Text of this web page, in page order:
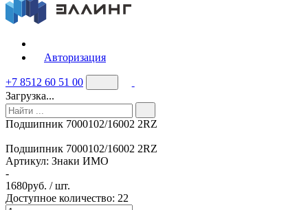
Авторизация
+7 8512 60 51 00
Загрузка...
Подшипник 7000102/16002 2RZ
Подшипник 7000102/16002 2RZ
Артикул: Знаки ИМО
-
1680руб. / шт.
Доступное количество: 22